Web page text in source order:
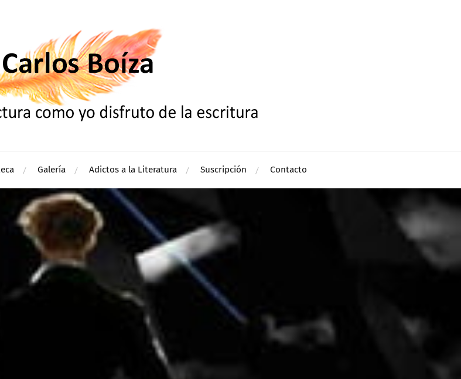
Galería Adictos a la Literatura Suscripción Contacto